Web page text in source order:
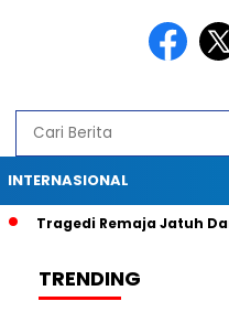
INTERNASIONAL
Tragedi Remaja Jatuh Dari
TRENDING